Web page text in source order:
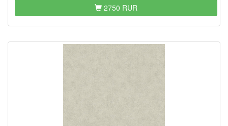
2750 RUR